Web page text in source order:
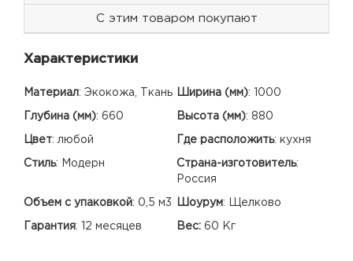
С этим товаром покупают
Характеристики
Материал: Экокожа, Ткань Ширина (мм): 1000
Глубина (мм): 660 Высота (мм): 880
Цвет: любой Где расположить: кухня
Стиль: Модерн Страна-изготовитель:
Россия
Объем с упаковкой: 0,5 м3 Шоурум: Щелково
Гарантия: 12 месяцев Вес: 60 Кг